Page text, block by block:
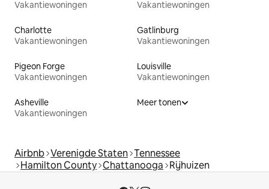
Vakantiewoningen
Vakantiewoningen
Charlotte
Vakantiewoningen
Gatlinburg
Vakantiewoningen
Pigeon Forge
Vakantiewoningen
Louisville
Vakantiewoningen
Asheville
Vakantiewoningen
Meer tonen
Airbnb Verenigde Staten Tennessee
Hamilton County Chattanooga Rijhuizen